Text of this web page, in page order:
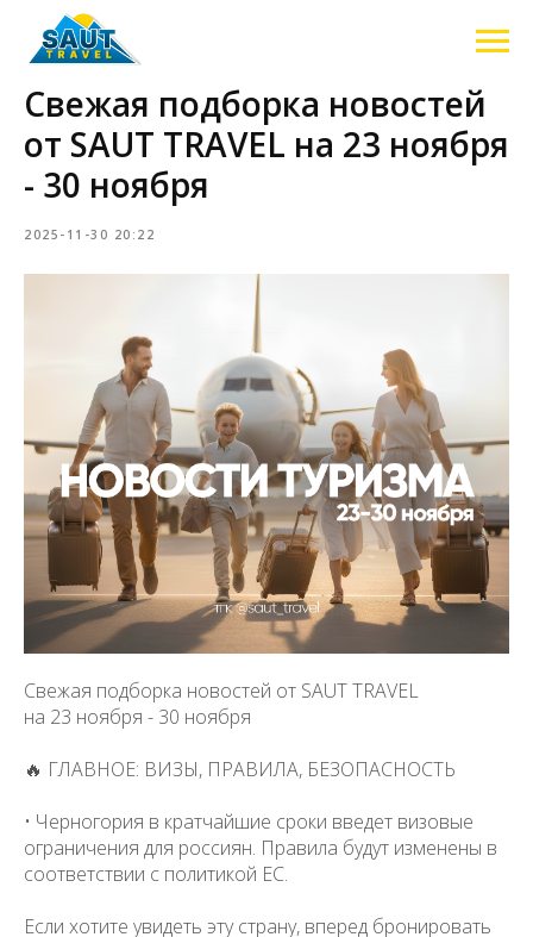
Свежая подборка новостей
от SAUT TRAVEL на 23 ноября
- 30 ноября
2025-11-30 20:22
Свежая подборка новостей от SAUT TRAVEL
на 23 ноября - 30 ноября
🔥 ГЛАВНОЕ: ВИЗЫ, ПРАВИЛА, БЕЗОПАСНОСТЬ
• Черногория в кратчайшие сроки введет визовые
ограничения для россиян. Правила будут изменены в
соответствии с политикой ЕС.
Если хотите увидеть эту страну, вперед бронировать